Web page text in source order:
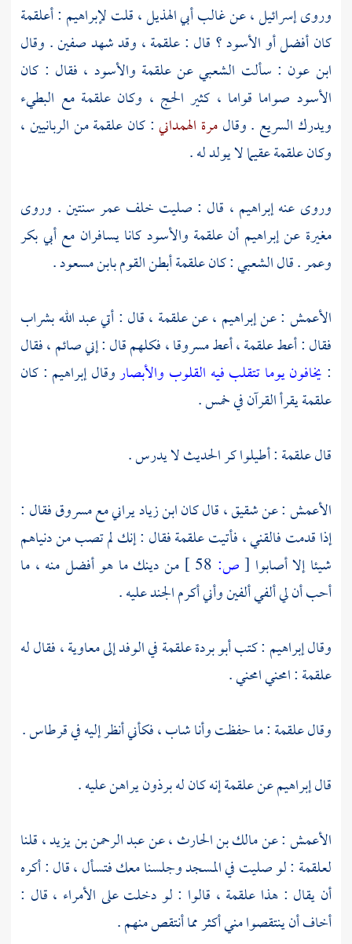
وروى إسرائيل ، عن غالب أبي الهذيل، قلتلإبراهيم :أعلقمة
كان أفضل أوالأسود؟ قال :علقمة، وقد شهدصفين. وقال
ابن عون : سألت الشعبيعنعلقمة والأسود ، فقال : كان
الأسود صواما قواما ، كثير الحج ، وكانعلقمةمع البطيء
ويدرك السريع . وقالمرة الهمداني: كانعلقمةمن الربانيين ،
وكانعلقمةعقيما لا يولد له .
وروى عنهإبراهيم ، قال : صليت خلف عمرسنتين . وروى
مغيرة عنإبراهيم أنعلقمة والأسودكانا يسافران معأبي بكر
وعمر. قالالشعبي: كانعلقمةأبطن القومبابن مسعود.
الأعمش : عنإبراهيم ، عنعلقمة ، قال : أتيعبد اللهبشراب
فقال : أعطعلقمة، أعطمسروقا، فكلهم قال : إني صائم ، فقال
: يخافون يوما تتقلب فيه القلوب والأبصاروقالإبراهيم : كان
علقمةيقرأ القرآن في خمس .
قالعلقمة: أطيلوا كر الحديث لا يدرس .
الأعمش: عنشقيق، قال كانابن زياديراني معمسروقفقال :
إذا قدمت فالقني ، فأتيتعلقمةفقال : إنك لم تصب من دنياهم
شيئا إلا أصابوا [ص:
من دينك ما هو أفضل منه ، ما
أحب أن لي ألفي ألفين وأني أكرم الجند عليه .
وقالإبراهيم : كتبأبو بردةعلقمةفي الوفد إلىمعاوية، فقال له
علقمة: امحني امحني .
وقالعلقمة: ما حفظت وأنا شاب ، فكأني أنظر إليه في قرطاس .
قالإبراهيمعنعلقمةإنه كان له برذون يراهن عليه .
الأعمش: عنمالك بن الحارث، عنعبد الرحمن بن يزيد، قلنا
لعلقمة : لو صليت في المسجد وجلسنا معك فتسأل ، قال : أكره
أن يقال : هذا علقمة ، قالوا : لو دخلت على الأمراء ، قال :
أخاف أن ينتقصوا مني أكثر مما أنتقص منهم .